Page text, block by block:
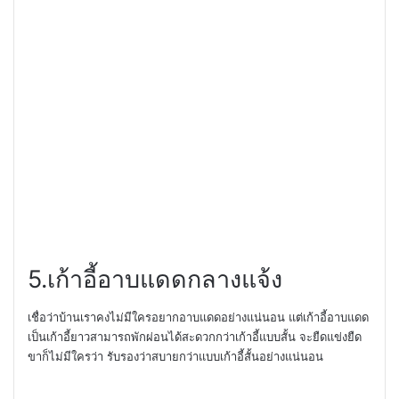
5.เก้าอี้อาบแดดกลางแจ้ง
เชื่อว่าบ้านเราคงไม่มีใครอยากอาบแดดอย่างแน่นอน แต่เก้าอี้อาบแดด
เป็นเก้าอี้ยาวสามารถพักผ่อนได้สะดวกกว่าเก้าอี้แบบสั้น จะยืดแข่งยืด
ขาก็ไม่มีใครว่า รับรองว่าสบายกว่าแบบเก้าอี้สั้นอย่างแน่นอน